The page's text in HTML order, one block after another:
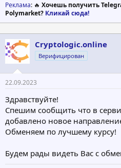
Реклама: 🔥 Хочешь получить
Polymarket? Кликай сюда!
Cryptologic.online
Верифицирован
22.09.2023
Здравствуйте!
Спешим сообщить что в
добавлено новое
Обменяем по лучшему курсу!
Будем рады видеть Вас с